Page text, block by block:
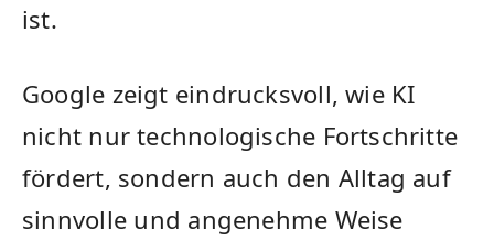
ist.
Google‍ zeigt eindrucksvoll, wie KI
nicht nur technologische ​Fortschritte‌
fördert, sondern auch den Alltag auf
sinnvolle ⁣und angenehme Weise